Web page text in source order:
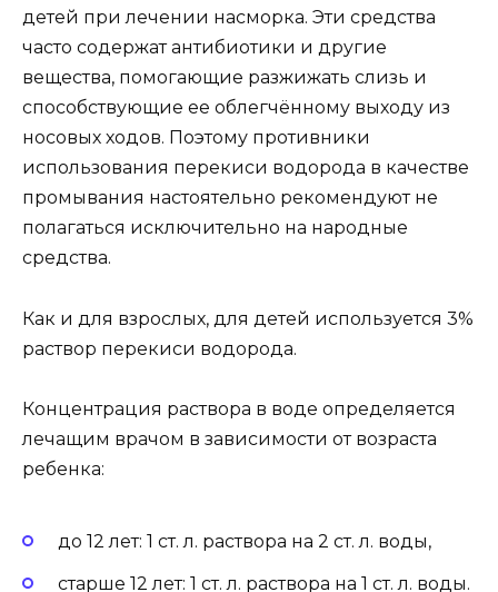
детей при лечении насморка. Эти средства
часто содержат антибиотики и другие
вещества, помогающие разжижать слизь и
способствующие ее облегчённому выходу из
носовых ходов. Поэтому противники
использования перекиси водорода в качестве
промывания настоятельно рекомендуют не
полагаться исключительно на народные
средства.
Как и для взрослых, для детей используется 3%
раствор перекиси водорода.
Концентрация раствора в воде определяется
лечащим врачом в зависимости от возраста
ребенка:
до 12 лет: 1 ст. л. раствора на 2 ст. л. воды,
старше 12 лет: 1 ст. л. раствора на 1 ст. л. воды.